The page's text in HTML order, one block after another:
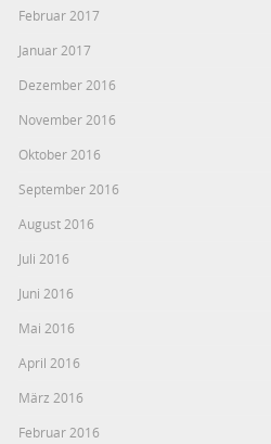
Februar 2017
Januar 2017
Dezember 2016
November 2016
Oktober 2016
September 2016
August 2016
Juli 2016
Juni 2016
Mai 2016
April 2016
März 2016
Februar 2016